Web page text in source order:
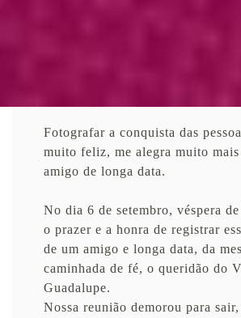
Fotografar a conquista das
muito feliz, me alegra muito mais
amigo de longa data.
No dia 6 de setembro, véspera
o prazer e a honra de registrar
de um amigo e longa data, da
caminhada de fé, o queridão do
Guadalupe.
Nossa reunião demorou para